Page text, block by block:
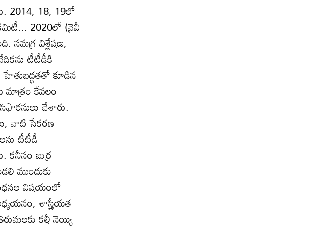
2014, 18, 19లో
2020లో (వైవీ
సమగ్ర విశ్లేషణ,
టీటీడీకి
కూడిన
మాత్రం కేవలం
చేశారు.
వాటి సేకరణ
టీటీడీ
బుర్ర
ముందుకు
విషయంలో
శాస్త్రీయత
కల్తీ నెయ్యి